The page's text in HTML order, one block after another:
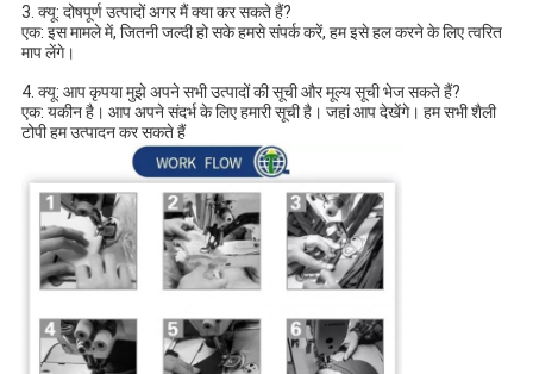
3. क्यू: दोषपूर्ण उत्पादों अगर मैं क्या कर सकते हैं?
एक: इस मामले में, जितनी जल्दी हो सके हमसे संपर्क करें, हम इसे हल करने के लिए त्वरित
माप लेंगे।
4. क्यू: आप कृपया मुझे अपने सभी उत्पादों की सूची और मूल्य सूची भेज सकते हैं?
एक: यकीन है। आप अपने संदर्भ के लिए हमारी सूची है। जहां आप देखेंगे। हम सभी शैली
टोपी हम उत्पादन कर सकते हैं